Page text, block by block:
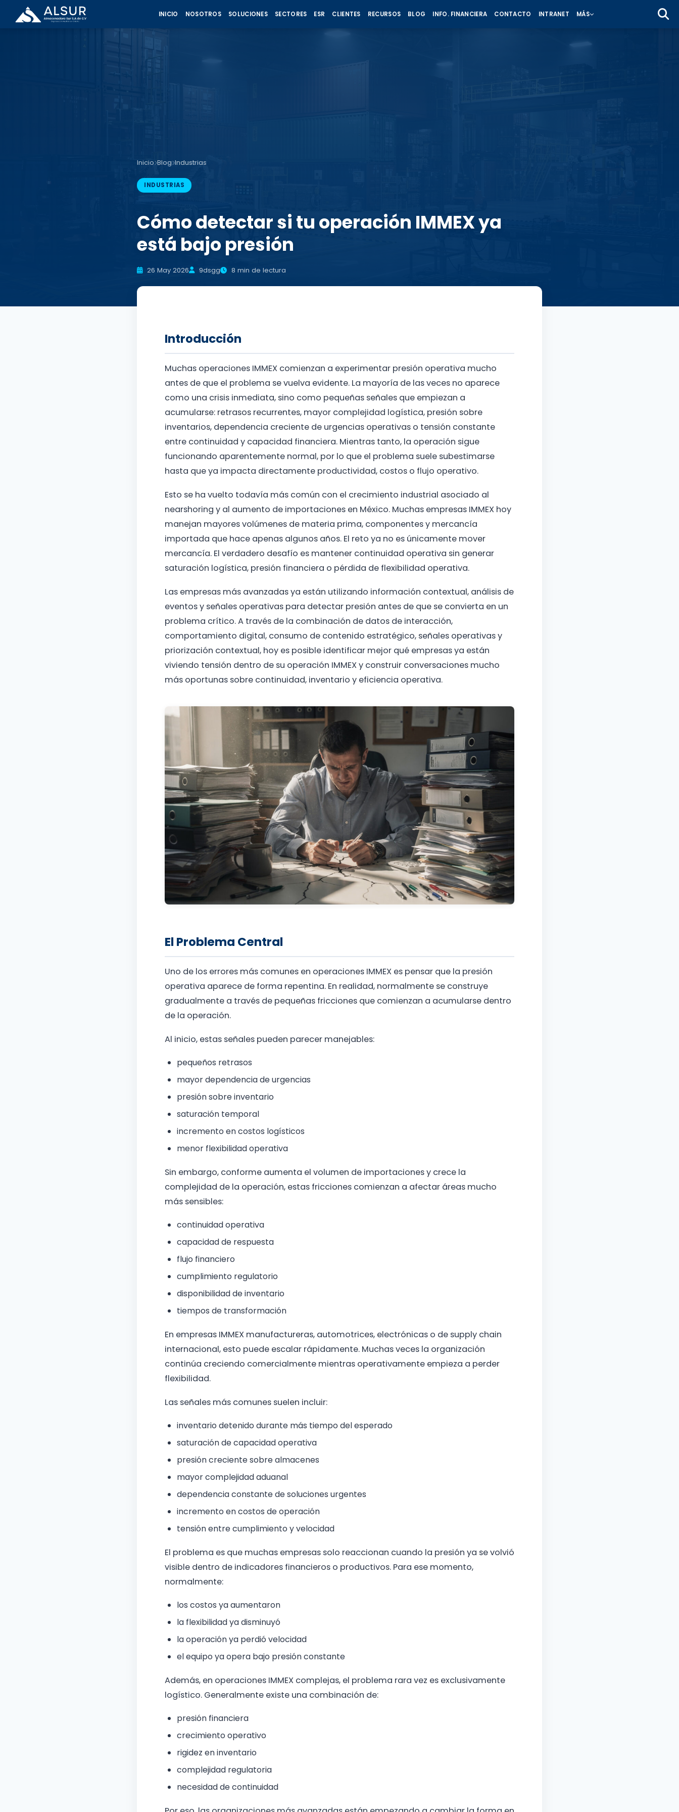
INICIO NOSOTROS SOLUCIONES SECTORES ESR CLIENTES RECURSOS BLOG INFO. FINANCIERA CONTACTO INTRANET MÁS
Inicio Blog Industrias
INDUSTRIAS
Cómo detectar si tu operación IMMEX ya
está bajo presión
26 May 2026 9dsgg 8 min de lectura
Introducción
Muchas operaciones IMMEX comienzan a experimentar presión operativa mucho
antes de que el problema se vuelva evidente. La mayoría de las veces no aparece
como una crisis inmediata, sino como pequeñas señales que empiezan a
acumularse: retrasos recurrentes, mayor complejidad logística, presión sobre
inventarios, dependencia creciente de urgencias operativas o tensión constante
entre continuidad y capacidad financiera. Mientras tanto, la operación sigue
funcionando aparentemente normal, por lo que el problema suele subestimarse
hasta que ya impacta directamente productividad, costos o flujo operativo.
Esto se ha vuelto todavía más común con el crecimiento industrial asociado al
nearshoring y al aumento de importaciones en México. Muchas empresas IMMEX hoy
manejan mayores volúmenes de materia prima, componentes y mercancía
importada que hace apenas algunos años. El reto ya no es únicamente mover
mercancía. El verdadero desafío es mantener continuidad operativa sin generar
saturación logística, presión financiera o pérdida de flexibilidad operativa.
Las empresas más avanzadas ya están utilizando información contextual, análisis de
eventos y señales operativas para detectar presión antes de que se convierta en un
problema crítico. A través de la combinación de datos de interacción,
comportamiento digital, consumo de contenido estratégico, señales operativas y
priorización contextual, hoy es posible identificar mejor qué empresas ya están
viviendo tensión dentro de su operación IMMEX y construir conversaciones mucho
más oportunas sobre continuidad, inventario y eficiencia operativa.
El Problema Central
Uno de los errores más comunes en operaciones IMMEX es pensar que la presión
operativa aparece de forma repentina. En realidad, normalmente se construye
gradualmente a través de pequeñas fricciones que comienzan a acumularse dentro
de la operación.
Al inicio, estas señales pueden parecer manejables:
pequeños retrasos
mayor dependencia de urgencias
presión sobre inventario
saturación temporal
incremento en costos logísticos
menor flexibilidad operativa
Sin embargo, conforme aumenta el volumen de importaciones y crece la
complejidad de la operación, estas fricciones comienzan a afectar áreas mucho
más sensibles:
continuidad operativa
capacidad de respuesta
flujo financiero
cumplimiento regulatorio
disponibilidad de inventario
tiempos de transformación
En empresas IMMEX manufactureras, automotrices, electrónicas o de supply chain
internacional, esto puede escalar rápidamente. Muchas veces la organización
continúa creciendo comercialmente mientras operativamente empieza a perder
flexibilidad.
Las señales más comunes suelen incluir:
inventario detenido durante más tiempo del esperado
saturación de capacidad operativa
presión creciente sobre almacenes
mayor complejidad aduanal
dependencia constante de soluciones urgentes
incremento en costos de operación
tensión entre cumplimiento y velocidad
El problema es que muchas empresas solo reaccionan cuando la presión ya se volvió
visible dentro de indicadores financieros o productivos. Para ese momento,
normalmente:
los costos ya aumentaron
la flexibilidad ya disminuyó
la operación ya perdió velocidad
el equipo ya opera bajo presión constante
Además, en operaciones IMMEX complejas, el problema rara vez es exclusivamente
logístico. Generalmente existe una combinación de:
presión financiera
crecimiento operativo
rigidez en inventario
complejidad regulatoria
necesidad de continuidad